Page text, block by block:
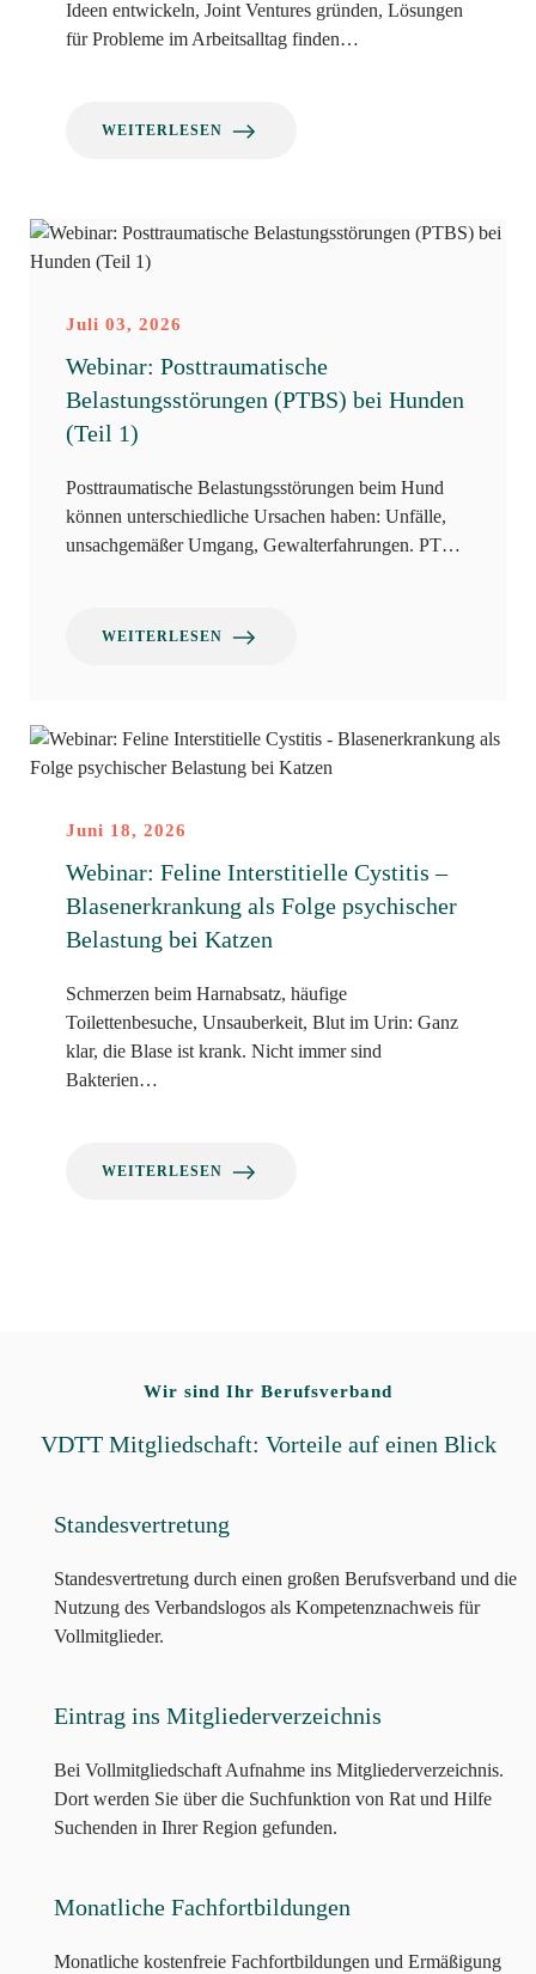
Ideen entwickeln, Joint Ventures gründen, Lösungen
für Probleme im Arbeitsalltag finden…
WEITERLESEN
Juli 03, 2026
Webinar: Posttraumatische
Belastungsstörungen (PTBS) bei Hunden
(Teil 1)
Posttraumatische Belastungsstörungen beim Hund
können unterschiedliche Ursachen haben: Unfälle,
unsachgemäßer Umgang, Gewalterfahrungen. PT…
WEITERLESEN
Juni 18, 2026
Webinar: Feline Interstitielle Cystitis –
Blasenerkrankung als Folge psychischer
Belastung bei Katzen
Schmerzen beim Harnabsatz, häufige
Toilettenbesuche, Unsauberkeit, Blut im Urin: Ganz
klar, die Blase ist krank. Nicht immer sind
Bakterien…
WEITERLESEN
Wir sind Ihr Berufsverband
VDTT Mitgliedschaft: Vorteile auf einen Blick
Standesvertretung
Standesvertretung durch einen großen Berufsverband und die
Nutzung des Verbandslogos als Kompetenznachweis für
Vollmitglieder.
Eintrag ins Mitgliederverzeichnis
Bei Vollmitgliedschaft Aufnahme ins Mitgliederverzeichnis.
Dort werden Sie über die Suchfunktion von Rat und Hilfe
Suchenden in Ihrer Region gefunden.
Monatliche Fachfortbildungen
Monatliche kostenfreie Fachfortbildungen und Ermäßigung